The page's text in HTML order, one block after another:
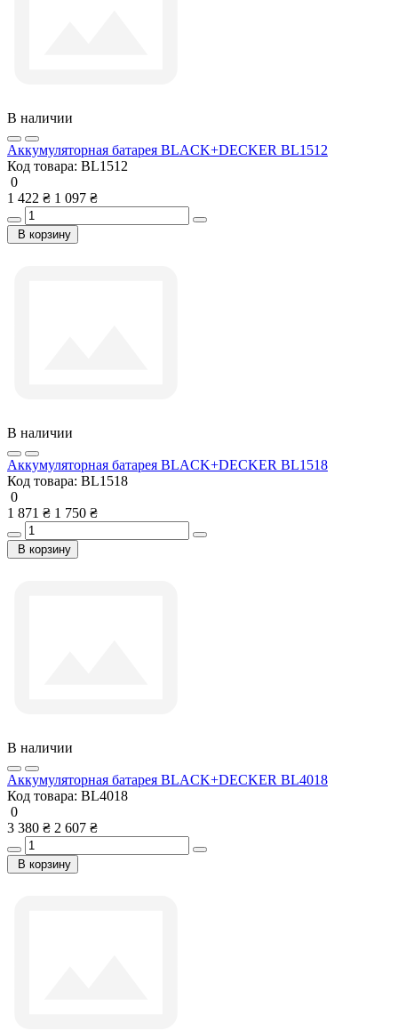
В наличии
Аккумуляторная батарея BLACK+DECKER BL1512
Код товара: BL1512
0
1 422 ₴ 1 097 ₴
В корзину
В наличии
Аккумуляторная батарея BLACK+DECKER BL1518
Код товара: BL1518
0
1 871 ₴ 1 750 ₴
В корзину
В наличии
Аккумуляторная батарея BLACK+DECKER BL4018
Код товара: BL4018
0
3 380 ₴ 2 607 ₴
В корзину